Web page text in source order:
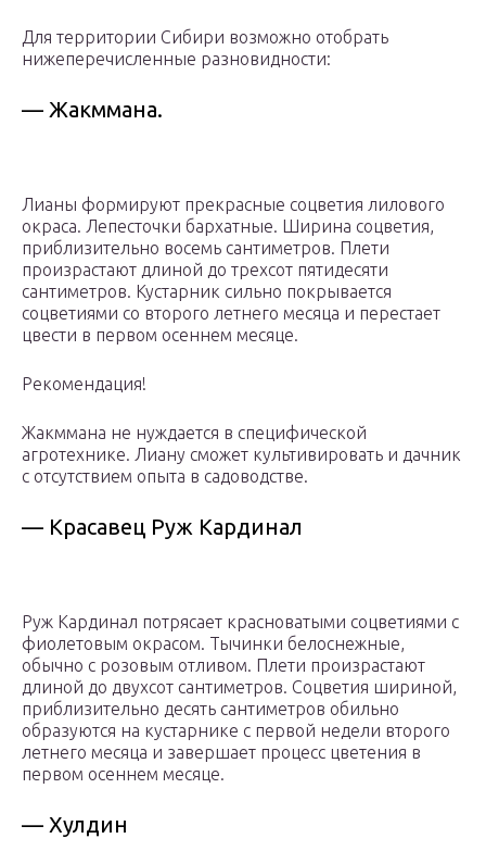
Для территории Сибири возможно отобрать
нижеперечисленные разновидности:
— Жакммана.
Лианы формируют прекрасные соцветия лилового
окраса. Лепесточки бархатные. Ширина соцветия,
приблизительно восемь сантиметров. Плети
произрастают длиной до трехсот пятидесяти
сантиметров. Кустарник сильно покрывается
соцветиями со второго летнего месяца и перестает
цвести в первом осеннем месяце.
Рекомендация!
Жакммана не нуждается в специфической
агротехнике. Лиану сможет культивировать и дачник
с отсутствием опыта в садоводстве.
— Красавец Руж Кардинал
Руж Кардинал потрясает красноватыми соцветиями с
фиолетовым окрасом. Тычинки белоснежные,
обычно с розовым отливом. Плети произрастают
длиной до двухсот сантиметров. Соцветия шириной,
приблизительно десять сантиметров обильно
образуются на кустарнике с первой недели второго
летнего месяца и завершает процесс цветения в
первом осеннем месяце.
— Хулдин